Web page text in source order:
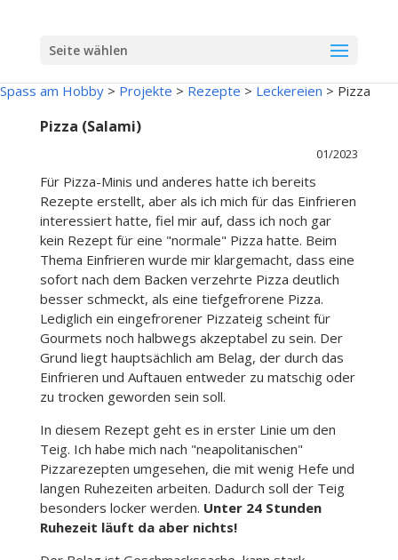
Seite wählen
Spass am Hobby > Projekte > Rezepte > Leckereien > Pizza
Pizza (Salami)
01/2023
Für Pizza-Minis und anderes hatte ich bereits
Rezepte erstellt, aber als ich mich für das Einfrieren
interessiert hatte, fiel mir auf, dass ich noch gar
kein Rezept für eine "normale" Pizza hatte. Beim
Thema Einfrieren wurde mir klargemacht, dass eine
sofort nach dem Backen verzehrte Pizza deutlich
besser schmeckt, als eine tiefgefrorene Pizza.
Lediglich ein eingefrorener Pizzateig scheint für
Gourmets noch halbwegs akzeptabel zu sein. Der
Grund liegt hauptsächlich am Belag, der durch das
Einfrieren und Auftauen entweder zu matschig oder
zu trocken geworden sein soll.
In diesem Rezept geht es in erster Linie um den
Teig. Ich habe mich nach "neapolitanischen"
Pizzarezepten umgesehen, die mit wenig Hefe und
langen Ruhezeiten arbeiten. Dadurch soll der Teig
besonders locker werden. Unter 24 Stunden
Ruhezeit läuft da aber nichts!